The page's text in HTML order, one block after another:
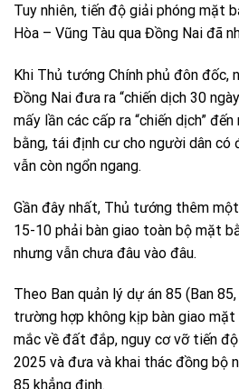
Tuy nhiên, tiến độ giải phóng mặt
Hòa – Vũng Tàu qua Đồng Nai đã
Khi Thủ tướng Chính phủ đôn đốc,
Đồng Nai đưa ra “chiến dịch 30
mấy lần các cấp ra “chiến dịch”
bằng, tái định cư cho người dân có
vẫn còn ngổn ngang.
Gần đây nhất, Thủ tướng thêm
15-10 phải bàn giao toàn bộ mặt
nhưng vẫn chưa đâu vào đâu.
Theo Ban quản lý dự án 85 (Ban
trường hợp không kịp bàn giao
mắc về đất đắp, nguy cơ vỡ tiến
2025 và đưa và khai thác đồng bộ
85 khẳng định.